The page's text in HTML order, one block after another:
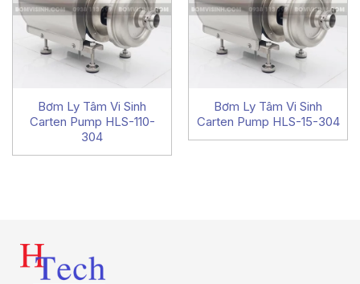
Bơm Ly Tâm Vi Sinh
Carten Pump HLS-110-
304
Bơm Ly Tâm Vi Sinh
Carten Pump HLS-15-304